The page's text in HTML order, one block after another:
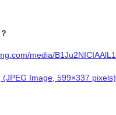
(JPEG Image, 599×337 pixels)